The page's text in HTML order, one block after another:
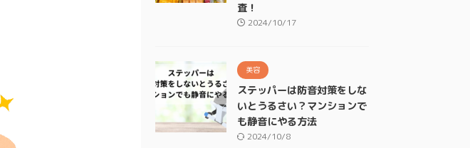
査！
2024/10/17
美容
ステッパーは防音対策をしな
いとうるさい？マンションで
も静音にやる方法
2024/10/8